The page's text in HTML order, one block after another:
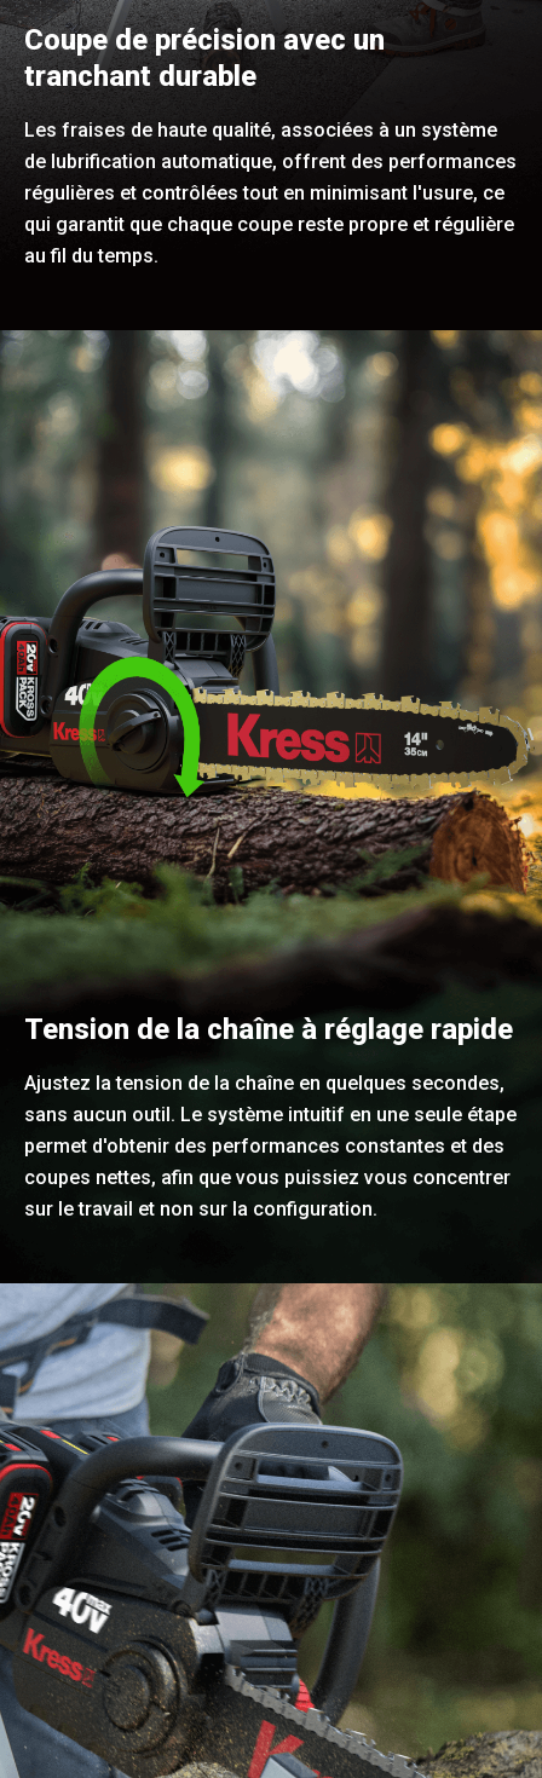
Coupe de précision avec un
tranchant durable
Les fraises de haute qualité, associées à un système
de lubrification automatique, offrent des performances
régulières et contrôlées tout en minimisant l'usure, ce
qui garantit que chaque coupe reste propre et régulière
au fil du temps.
Tension de la chaîne à réglage rapide
Ajustez la tension de la chaîne en quelques secondes,
sans aucun outil. Le système intuitif en une seule étape
permet d'obtenir des performances constantes et des
coupes nettes, afin que vous puissiez vous concentrer
sur le travail et non sur la configuration.